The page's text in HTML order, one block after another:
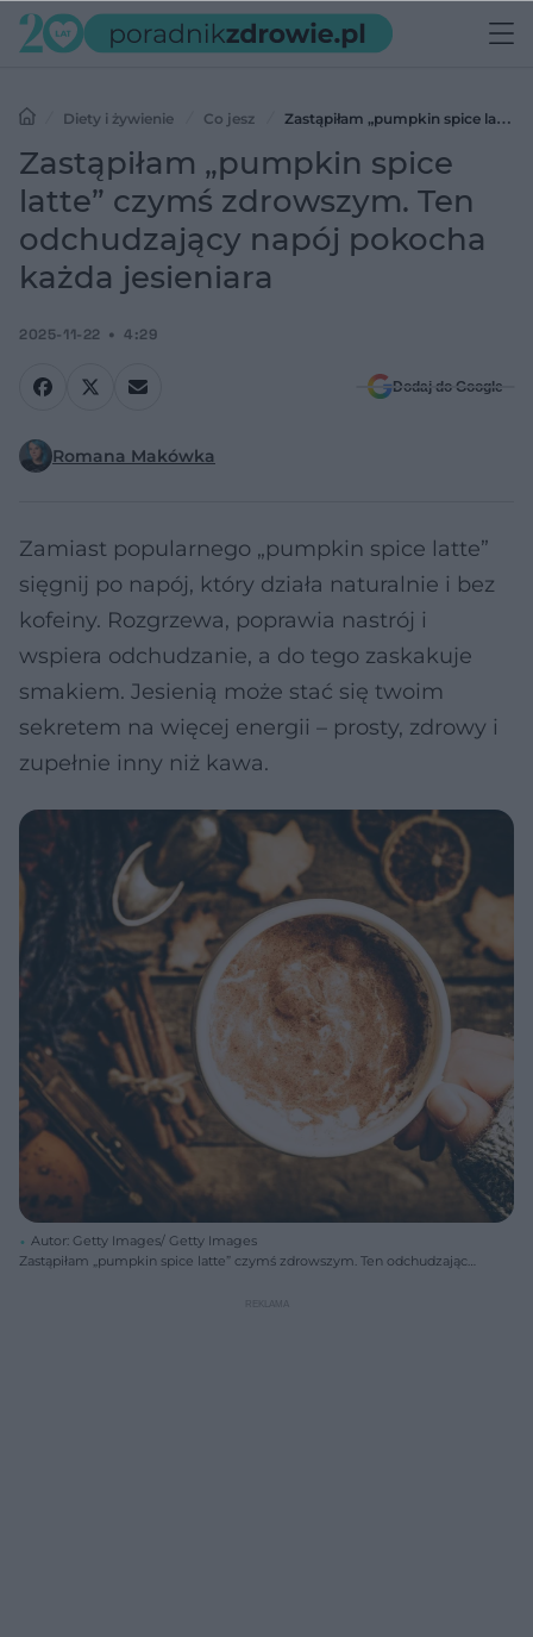
Diety i żywienie Co jesz
Zastąpiłam „pumpkin spice latte”
czymś zdrowszym. Ten odchudzający napój pokocha każda
Zastąpiłam „pumpkin spice
latte” czymś zdrowszym. Ten
odchudzający napój pokocha
każda jesieniara
2025-11-22 4:29
Dodaj do Google
Romana Makówka
Zamiast popularnego „pumpkin spice latte”
sięgnij po napój, który działa naturalnie i bez
kofeiny. Rozgrzewa, poprawia nastrój i
wspiera odchudzanie, a do tego zaskakuje
smakiem. Jesienią może stać się twoim
sekretem na więcej energii – prosty, zdrowy i
zupełnie inny niż kawa.
Autor: Getty Images/ Getty Images
Zastąpiłam „pumpkin spice latte” czymś zdrowszym. Ten odchudzający